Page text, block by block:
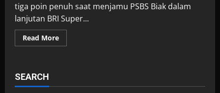
tiga poin penuh saat menjamu PSBS Biak dalam
lanjutan BRI Super...
Read MoreRead
more
Puncak
SEARCH